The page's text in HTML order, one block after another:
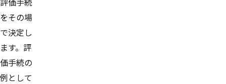
をその場
で決定し
ます。評
価手続の
例として